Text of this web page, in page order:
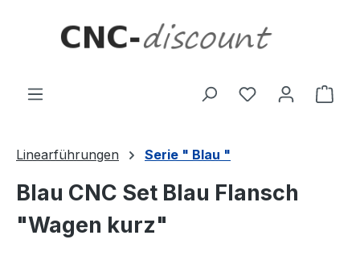
Linearführungen Serie " Blau "
Blau CNC Set Blau Flansch
"Wagen kurz"